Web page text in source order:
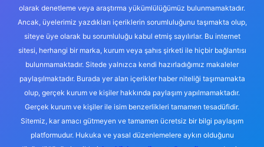
olarak denetleme veya araştırma yükümlülüğümüz bulunmamaktadır.
Ancak, üyelerimiz yazdıkları içeriklerin sorumluluğunu taşımakta olup,
siteye üye olarak bu sorumluluğu kabul etmiş sayılırlar. Bu internet
sitesi, herhangi bir marka, kurum veya şahıs şirketi ile hiçbir bağlantısı
bulunmamaktadır. Sitede yalnızca kendi hazırladığımız makaleler
paylaşılmaktadır. Burada yer alan içerikler haber niteliği taşımamakta
olup, gerçek kurum ve kişiler hakkında paylaşım yapılmamaktadır.
Gerçek kurum ve kişiler ile isim benzerlikleri tamamen tesadüfidir.
Sitemiz, kar amacı gütmeyen ve tamamen ücretsiz bir bilgi paylaşım
platformudur. Hukuka ve yasal düzenlemelere aykırı olduğunu